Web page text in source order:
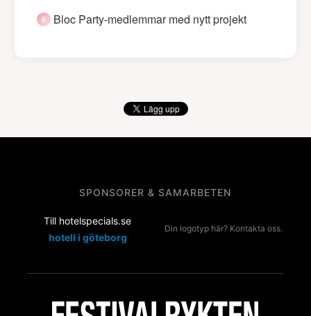
Bloc Party-medlemmar med nytt projekt
SPONSORER & SAMARBETEN
Till hotelspecials.se
hotell i göteborg
Din logotyp här? Kontakta oss.